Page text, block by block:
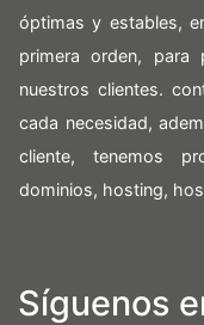
óptimas y estables,
primera orden, para
nuestros clientes.
cada necesidad,
cliente, tenemos
dominios, hosting,
Síguenos